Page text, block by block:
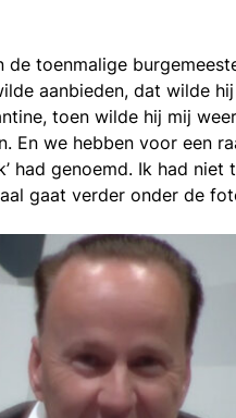
toenmalige
aanbieden, dat wilde
toen wilde hij mij
En we hebben voor een
had genoemd. Ik had niet
gaat verder onder de